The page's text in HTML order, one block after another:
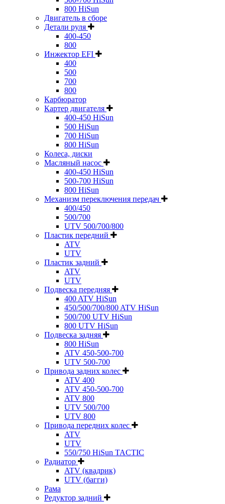
800 HiSun
Двигатель в сборе
Детали руля
400-450
800
Инжектор EFI
400
500
700
800
Карбюратор
Картер двигателя
400-450 HiSun
500 HiSun
700 HiSun
800 HiSun
Колeса, диски
Масляный насос
400-450 HiSun
500-700 HiSun
800 HiSun
Механизм переключения передач
400/450
500/700
UTV 500/700/800
Пластик передний
ATV
UTV
Пластик задний
ATV
UTV
Подвеска передняя
400 ATV HiSun
450/500/700/800 ATV HiSun
500/700 UTV HiSun
800 UTV HiSun
Подвеска задняя
800 HiSun
ATV 450-500-700
UTV 500-700
Привода задних колес
ATV 400
ATV 450-500-700
ATV 800
UTV 500/700
UTV 800
Привода передних колес
ATV
UTV
550/750 HiSun TACTIC
Радиатор
ATV (квадрик)
UTV (багги)
Рама
Редуктор задний